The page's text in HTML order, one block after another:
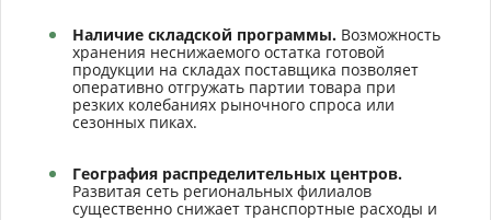
Наличие складской программы. Возможность
хранения неснижаемого остатка готовой
продукции на складах поставщика позволяет
оперативно отгружать партии товара при
резких колебаниях рыночного спроса или
сезонных пиках.
География распределительных центров.
Развитая сеть региональных филиалов
существенно снижает транспортные расходы и